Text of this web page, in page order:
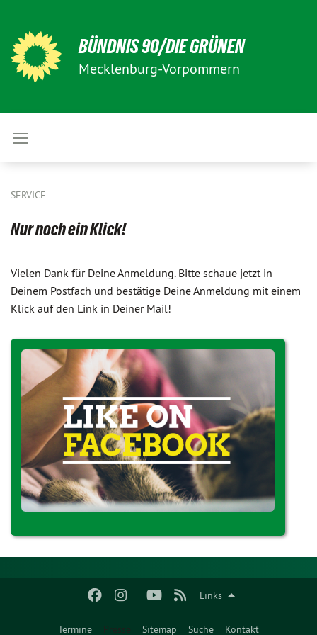
Links
Termine Presse Sitemap Suche Kontakt
BÜNDNIS 90/DIE GRÜNEN
Mecklenburg-Vorpommern
SERVICE
Nur noch ein Klick!
Vielen Dank für Deine Anmeldung. Bitte schaue jetzt in
Deinem Postfach und bestätige Deine Anmeldung mit einem
Klick auf den Link in Deiner Mail!